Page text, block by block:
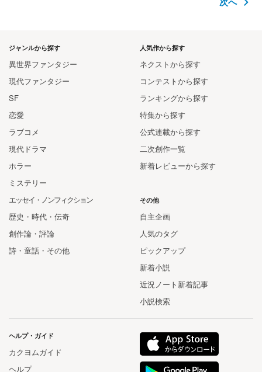
人気作から探す
ネクストから探す
コンテストから探す
ランキングから探す
特集から探す
公式連載から探す
二次創作一覧
新着レビューから探す
ジャンルから探す
異世界ファンタジー
現代ファンタジー
SF
恋愛
ラブコメ
現代ドラマ
ホラー
ミステリー
エッセイ・ノンフィクション
歴史・時代・伝奇
創作論・評論
詩・童話・その他
その他
自主企画
人気のタグ
ピックアップ
新着小説
近況ノート新着記事
小説検索
ヘルプ・ガイド
カクヨムガイド
ヘルプ